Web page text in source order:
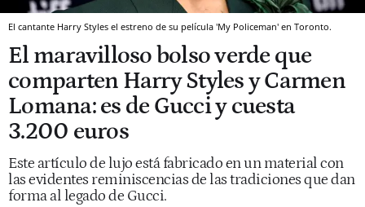
El cantante Harry Styles el estreno de su película 'My Policeman' en Toronto.
El maravilloso bolso verde que
comparten Harry Styles y Carmen
Lomana: es de Gucci y cuesta
3.200 euros
Este artículo de lujo está fabricado en un material con
las evidentes reminiscencias de las tradiciones que dan
forma al legado de Gucci.